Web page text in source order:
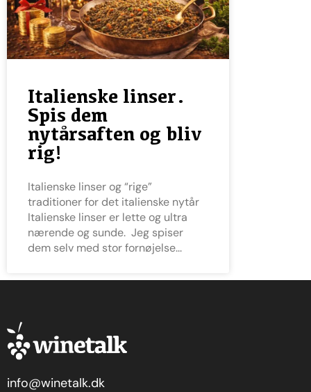
Italienske linser.
Spis dem
nytårsaften og bliv
rig!
Italienske linser og “rige”
traditioner for det italienske nytår
Italienske linser er lette og ultra
nærende og sunde. Jeg spiser
dem selv med stor fornøjelse
info@winetalk.dk